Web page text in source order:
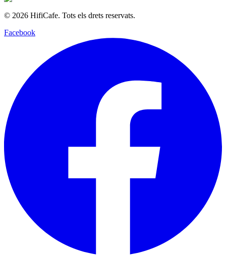
© 2026 HifiCafe. Tots els drets reservats.
Facebook